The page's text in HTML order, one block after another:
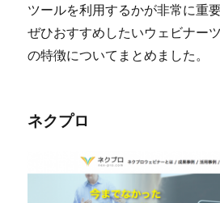
ツールを利用するかが非常に重
ぜひおすすめしたいウェビナー
の特徴についてまとめました。
ネクプロ